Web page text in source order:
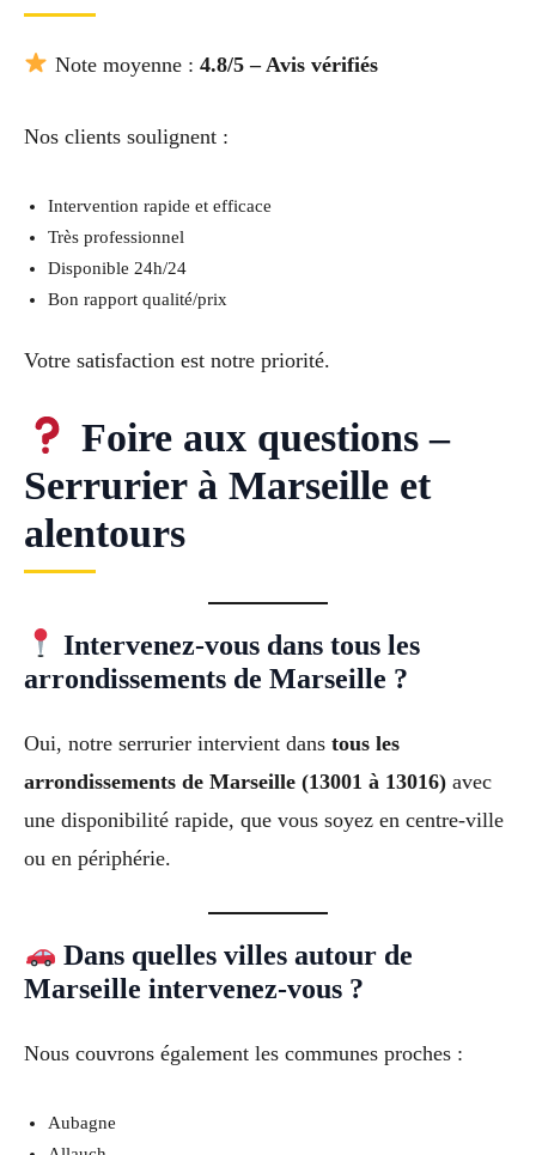
Note moyenne : 4.8/5 – Avis vérifiés
Nos clients soulignent :
Intervention rapide et efficace
Très professionnel
Disponible 24h/24
Bon rapport qualité/prix
Votre satisfaction est notre priorité.
Foire aux questions –
Serrurier à Marseille et
alentours
Intervenez-vous dans tous les
arrondissements de Marseille ?
Oui, notre serrurier intervient dans tous les
arrondissements de Marseille (13001 à 13016) avec
une disponibilité rapide, que vous soyez en centre-ville
ou en périphérie.
Dans quelles villes autour de
Marseille intervenez-vous ?
Nous couvrons également les communes proches :
Aubagne